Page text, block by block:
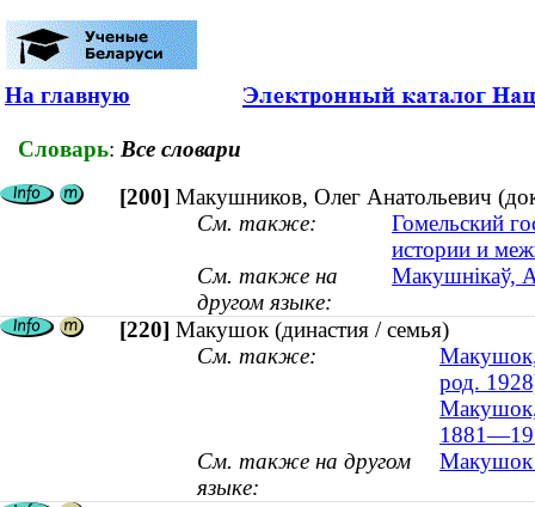
На главную
Словарь: Все словари
[200] Макушников, Олег Анатольевич
См. также:
Гомельский
истории и
См. также на
другом языке:
Макушнікаў,
[220] Макушок (династия / семья)
См. также:
Макушок,
род.
Макушок,
См. также на другом
языке:
Макушок